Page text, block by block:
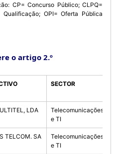
CP= Concurso Público; CLPQ=
OPI= Oferta Pública
o artigo 2.º
SECTOR
LDA
Telecomunicações
e TI
TELCOM. SA
Telecomunicações
e TI